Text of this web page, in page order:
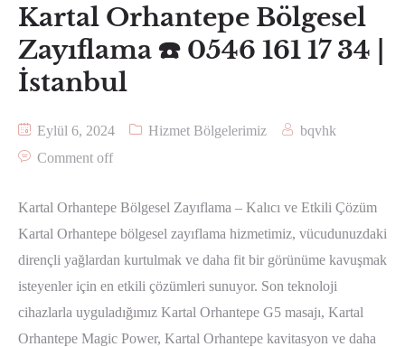
Kartal Orhantepe Bölgesel
Zayıflama ☎️ 0546 161 17 34 |
İstanbul
Eylül 6, 2024 Hizmet Bölgelerimiz
bqvhk
Comment off
Kartal Orhantepe Bölgesel Zayıflama – Kalıcı ve Etkili Çözüm
Kartal Orhantepe bölgesel zayıflama hizmetimiz, vücudunuzdaki
dirençli yağlardan kurtulmak ve daha fit bir görünüme kavuşmak
isteyenler için en etkili çözümleri sunuyor. Son teknoloji
cihazlarla uyguladığımız Kartal Orhantepe G5 masajı, Kartal
Orhantepe Magic Power, Kartal Orhantepe kavitasyon ve daha